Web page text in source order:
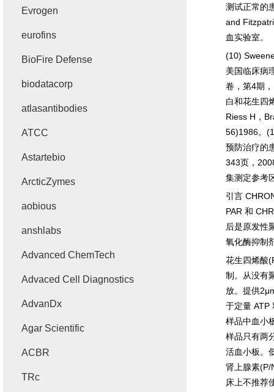
测试正常的
and
血实验室。
(10)
美国临床病
卷，第4期，
白和花生四
Riess H ，
56)1986。
预防治疗的
343页，
集测定参考
引言
PAR 和
后是原发性
氧化酶抑制
花生四烯酸
制。从没有
放。提供
于定量 ATP
样品中血小
样品只有两
活血小板。
肾上腺素(P/
床上不推荐
Evrogen
eurofins
BioFire Defense
biodatacorp
atlasantibodies
ATCC
Astartebio
ArcticZymes
aobious
anshlabs
Advanced ChemTech
Advaced Cell Diagnostics
AdvanDx
Agar Scientific
ACBR
TRc